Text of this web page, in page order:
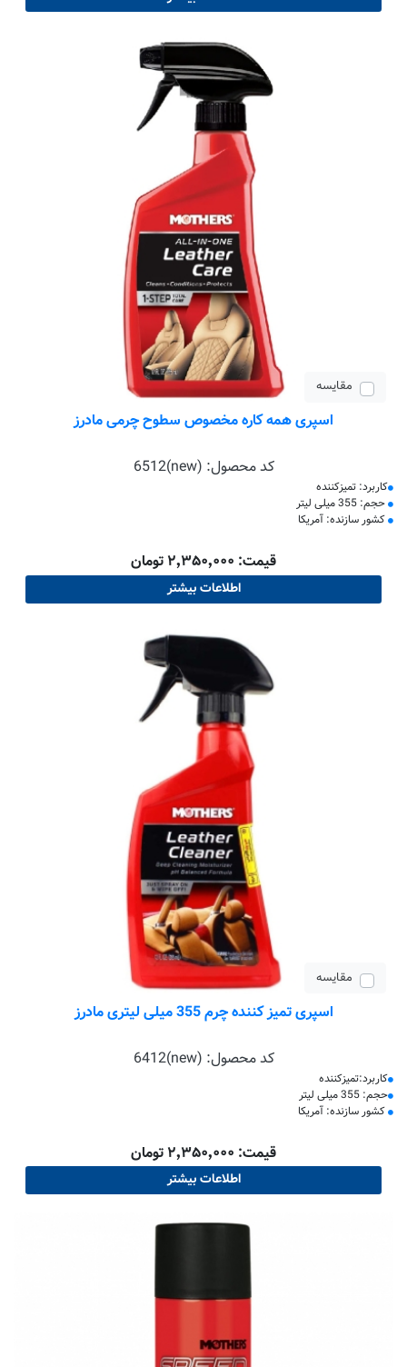
مقایسه
اسپری همه کاره مخصوص سطوح چرمی مادرز
کد محصول: 6512(new)
کاربرد: تمیزکننده
حجم: 355 میلی لیتر
کشور سازنده: آمریکا
قیمت: ۲٬۳۵۰٬۰۰۰ تومان
اطلاعات بیشتر
مقایسه
اسپری تمیز کننده چرم 355 میلی لیتری مادرز
کد محصول: 6412(new)
کاربرد:تمیزکننده
حجم: 355 میلی لیتر
کشور سازنده: آمریکا
قیمت: ۲٬۳۵۰٬۰۰۰ تومان
اطلاعات بیشتر